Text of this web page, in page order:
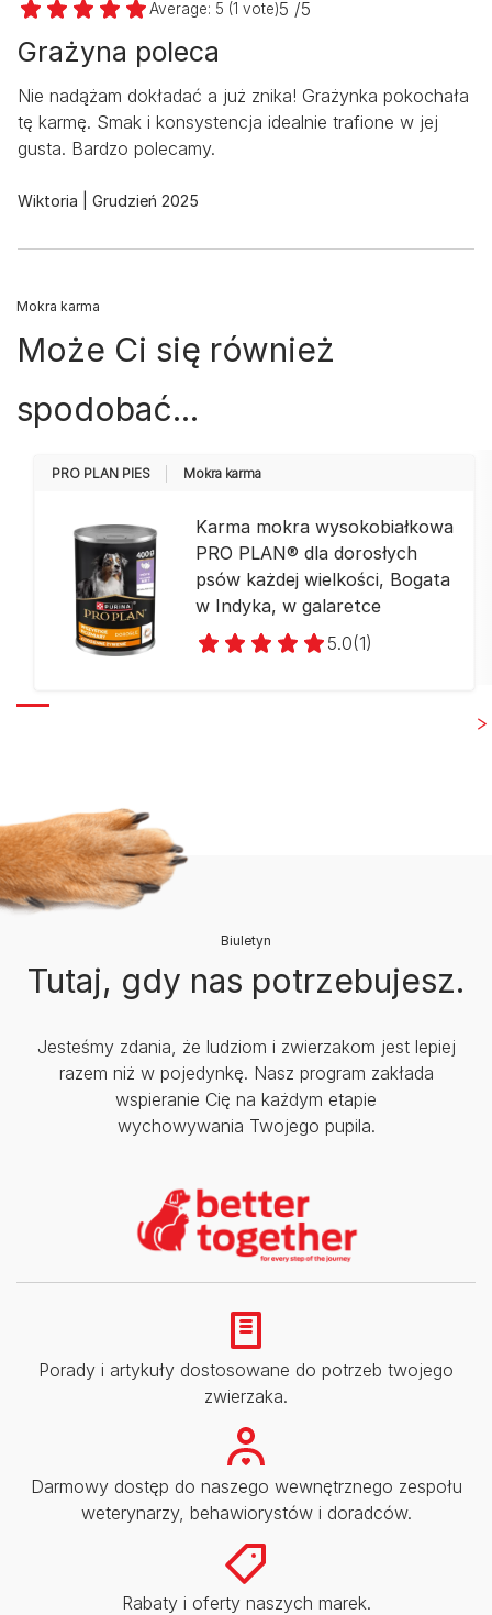
Average: 5 (1 vote)5 /5
Grażyna poleca
Nie nadążam dokładać a już znika! Grażynka pokochała
tę karmę. Smak i konsystencja idealnie trafione w jej
gusta. Bardzo polecamy.
Wiktoria Grudzień 2025
Mokra karma
Może Ci się również
spodobać...
PRO PLAN PIES Mokra karma
Karma mokra wysokobiałkowa
PRO PLAN® dla dorosłych
psów każdej wielkości, Bogata
w Indyka, w galaretce
5.0(1)
Biuletyn
Tutaj, gdy nas potrzebujesz.
Jesteśmy zdania, że ludziom i zwierzakom jest lepiej
razem niż w pojedynkę. Nasz program zakłada
wspieranie Cię na każdym etapie
wychowywania Twojego pupila.
Porady i artykuły dostosowane do potrzeb twojego
zwierzaka.​
Darmowy dostęp do naszego wewnętrznego zespołu
weterynarzy, behawiorystów i doradców.​
Rabaty i oferty naszych marek.​